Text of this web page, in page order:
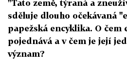
"Tato země, týraná a
sděluje dlouho očekávaná
papežská encyklika. O čem
pojednává a v čem je její
význam?